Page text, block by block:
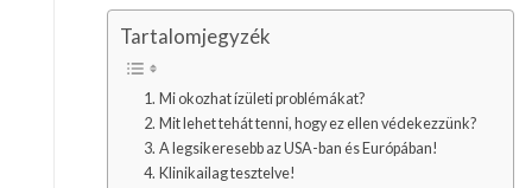
Tartalomjegyzék
Mi okozhat ízületi problémákat?
Mit lehet tehát tenni, hogy ez ellen védekezzünk?
A legsikeresebb az USA-ban és Európában!
Klinikailag tesztelve!